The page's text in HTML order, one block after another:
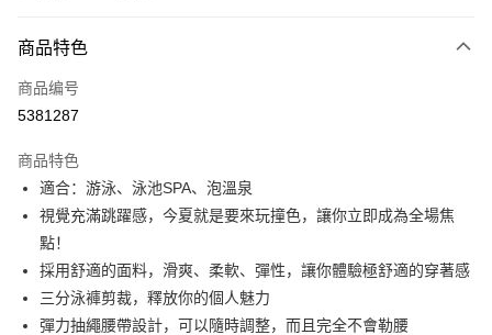
信用卡一次付款
超商取货付款
Apple Pay
街口支付
悠遊付
Plus PAY
商品特色
商品编号
5381287
商品特色
適合：游泳、泳池SPA、泡溫泉
視覺充滿跳躍感，今夏就是要來玩撞色，讓你立即成為全場焦
點！
採用舒適的面料，滑爽、柔軟、彈性，讓你體驗極舒適的穿著感
三分泳褲剪裁，釋放你的個人魅力
彈力抽繩腰帶設計，可以隨時調整，而且完全不會勒腰